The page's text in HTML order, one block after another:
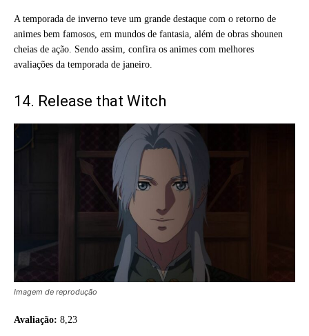
A temporada de inverno teve um grande destaque com o retorno de
animes bem famosos, em mundos de fantasia, além de obras shounen
cheias de ação. Sendo assim, confira os animes com melhores
avaliações da temporada de janeiro.
14. Release that Witch
Imagem de reprodução
Avaliação: 8,23